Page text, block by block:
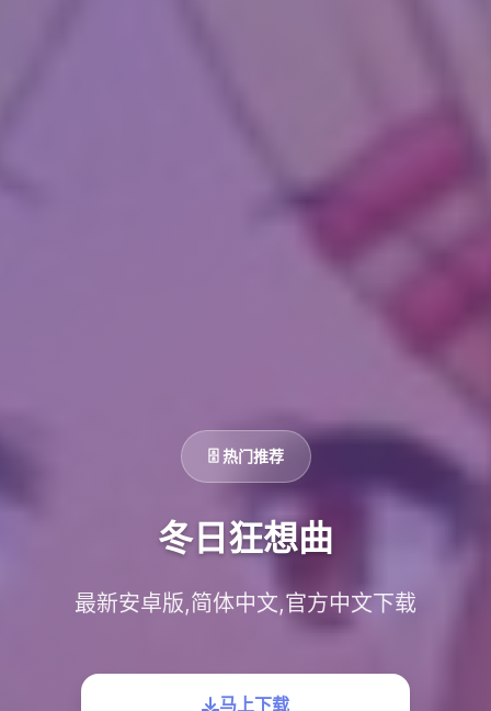
🗄️ 热门推荐
冬日狂想曲
最新安卓版,简体中文,官方中文下载
马上下载